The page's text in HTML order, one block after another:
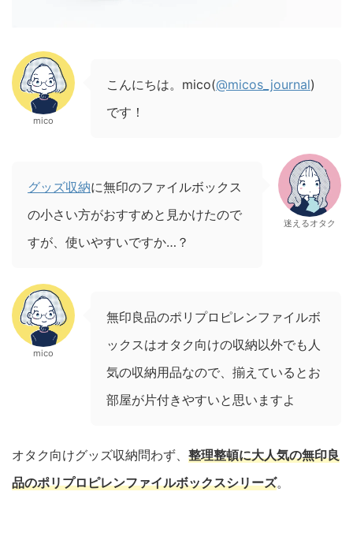
mico
こんにちは。mico(@micos_journal)
です！
グッズ収納に無印のファイルボックス
の小さい方がおすすめと見かけたので
すが、使いやすいですか…？
迷えるオタク
mico
無印良品のポリプロピレンファイルボ
ックスはオタク向けの収納以外でも人
気の収納用品なので、揃えているとお
部屋が片付きやすいと思いますよ
オタク向けグッズ収納問わず、 整理整頓に大人気の無印良
品のポリプロピレンファイルボックスシリーズ。